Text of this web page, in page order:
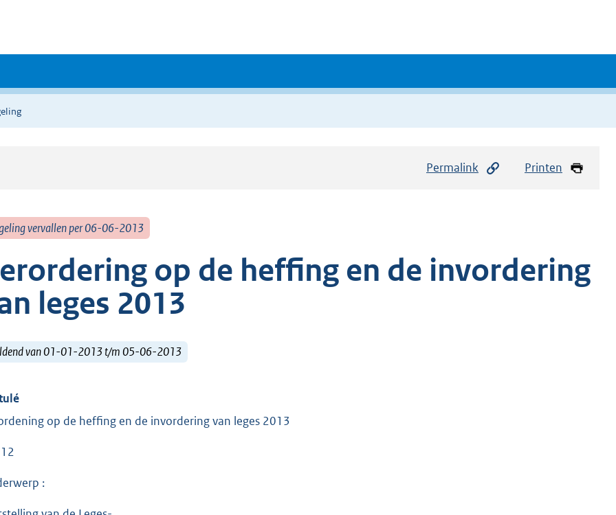
Permalink Printen
vervallen per 06-06-2013
op de heffing en de invordering
leges 2013
van 01-01-2013 t/m 05-06-2013
op de heffing en de invordering van leges 2013
: